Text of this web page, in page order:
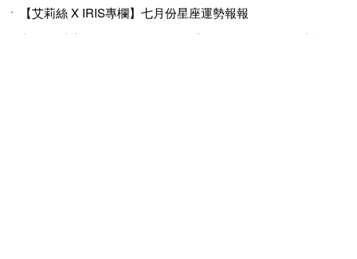
【艾莉絲 X IRIS專欄】七月份星座運勢報報
老闆最愛這一種！工作運超強星座TOP 3，第一名天生怕死